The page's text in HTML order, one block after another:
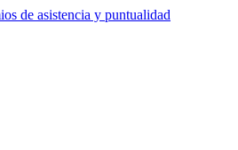
de asistencia y puntualidad